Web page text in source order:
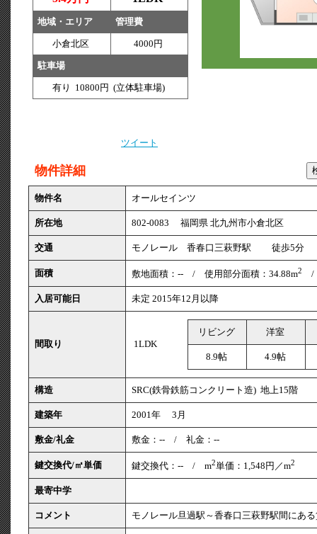
地域・エリア 管理費
小倉北区 4000円
駐車場
有り 10800円 (立体駐車場)
ツイート
物件詳細
物件名 オールセインツ
所在地 802-0083 福岡県 北九州市小倉北区
交通 モノレール 香春口三萩野駅 徒歩5
面積 敷地面積：-- / 使用部分面積：34.88m2 /
入居可能日 未定 2015年12月以降
間取り 1LDK
リビング 洋室
8.9帖 4.9帖
構造 SRC(鉄骨鉄筋コンクリート造) 地上15階
建築年 2001年 3月
敷金/礼金 敷金：-- / 礼金：--
鍵交換代/㎡単価 鍵交換代：-- / m2単価：1,548円／m2
最寄中学
コメント モノレール旦過駅～香春口三萩野駅間にあ